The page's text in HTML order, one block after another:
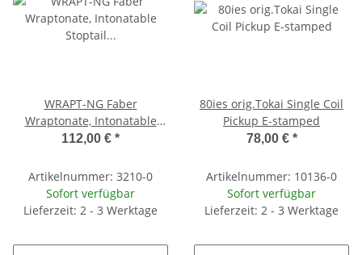
WRAPT-NG Faber
Wraptonate, Intonatable
Stoptail Bridge, Gloss Nickel
112,00 € *
Artikelnummer: 3210-0
Sofort verfügbar
Lieferzeit: 2 - 3 Werktage
80ies orig.Tokai Single Coil
Pickup E-stamped
78,00 € *
Artikelnummer: 10136-0
Sofort verfügbar
Lieferzeit: 2 - 3 Werktage